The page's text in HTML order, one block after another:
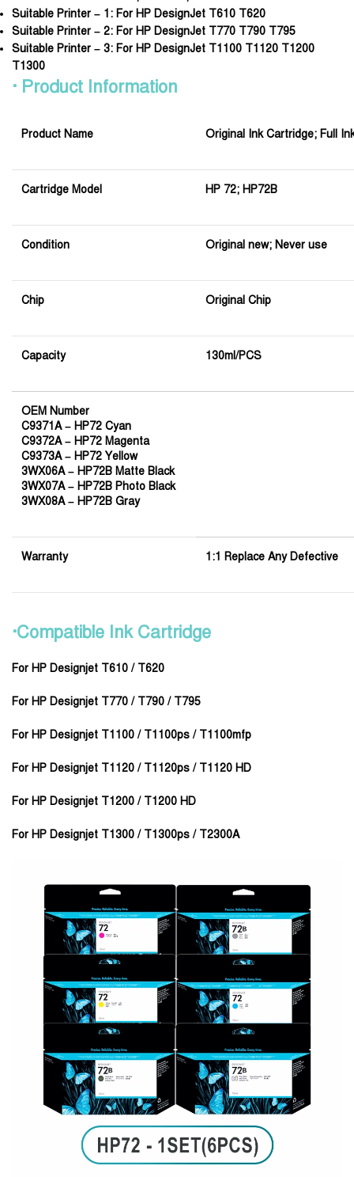
Suitable Printer – 1: For HP DesignJet T610 T620
Suitable Printer – 2: For HP DesignJet T770 T790 T795
Suitable Printer – 3: For HP DesignJet T1100 T1120 T1200
T1300
· Product Information
Product Name Original Ink Cartridge; Full
Cartridge Model HP 72; HP72B
Condition Original new; Never use
Chip Original Chip
Capacity 130ml/PCS
OEM Number
C9371A – HP72 Cyan
C9372A – HP72 Magenta
C9373A – HP72 Yellow
3WX06A – HP72B Matte Black
3WX07A – HP72B Photo Black
3WX08A – HP72B Gray
Warranty 1:1 Replace Any Defective
·Compatible Ink Cartridge
For HP Designjet T610 / T620
For HP Designjet T770 / T790 / T795
For HP Designjet T1100 / T1100ps / T1100mfp
For HP Designjet T1120 / T1120ps / T1120 HD
For HP Designjet T1200 / T1200 HD
For HP Designjet T1300 / T1300ps / T2300A